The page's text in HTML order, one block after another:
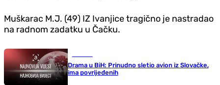
Muškarac M.J. (49) IZ Ivanjice tragično je nastradao
na radnom zadatku u Čačku.
Drama u BiH: Prinudno sletio avion iz Slovačke,
ima povrijeđenih